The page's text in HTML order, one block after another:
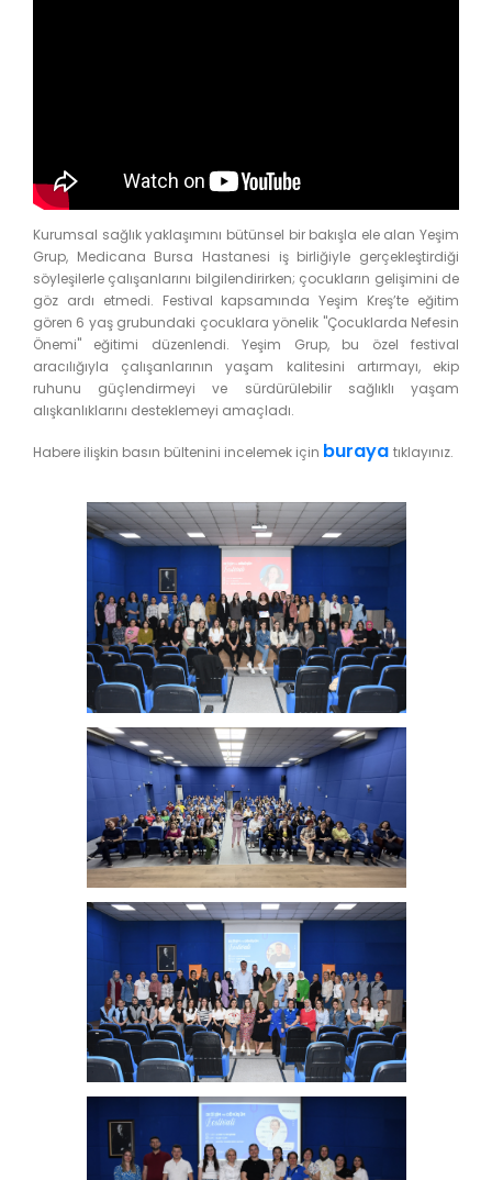
Kurumsal sağlık yaklaşımını bütünsel bir bakışla ele alan Yeşim
Grup, Medicana Bursa Hastanesi iş birliğiyle gerçekleştirdiği
söyleşilerle çalışanlarını bilgilendirirken; çocukların gelişimini de
göz ardı etmedi. Festival kapsamında Yeşim Kreş’te eğitim
gören 6 yaş grubundaki çocuklara yönelik "Çocuklarda Nefesin
Önemi" eğitimi düzenlendi. Yeşim Grup, bu özel festival
aracılığıyla çalışanlarının yaşam kalitesini artırmayı, ekip
ruhunu güçlendirmeyi ve sürdürülebilir sağlıklı yaşam
alışkanlıklarını desteklemeyi amaçladı.
Habere ilişkin basın bültenini incelemek için buraya tıklayınız.